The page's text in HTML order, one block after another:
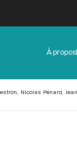
Menu
de
À propos
Nicolas Pénard,